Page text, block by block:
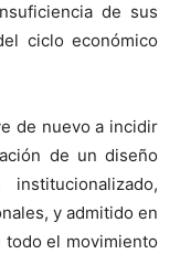
de sus
ciclo económico
de nuevo a incidir
de un diseño
y admitido en
todo el movimiento